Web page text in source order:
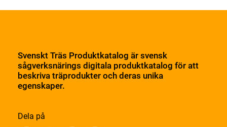
Svenskt Träs Produktkatalog är svensk
sågverksnärings digitala produktkatalog för att
beskriva träprodukter och deras unika
egenskaper.
Dela på